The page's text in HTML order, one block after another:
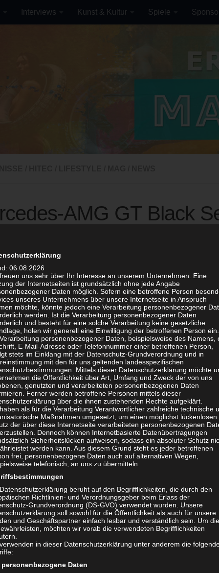
Interviews Kunst & Kultur Spiele
AMG GT Black
AMG GT Black Series von John Heer gehört zu
Sportwagen, über die das SPONTAN Magazin
so besonders macht erfahrt Ihr im Bericht.
AMG & Sportwagenfans.
06.08.2026
uns sehr über Ihr Interesse an unserem Unternehmen. Eine
der Internetseiten ist grundsätzlich ohne jede Angabe
Daten möglich. Sofern eine betroffene Person
unseres Unternehmens über unsere Internetseite in Anspruch
möchte, könnte jedoch eine Verarbeitung personenbezogener
werden. Ist die Verarbeitung personenbezogener Daten
und besteht für eine solche Verarbeitung keine gesetzliche
holen wir generell eine Einwilligung der betroffenen Person ein.
personenbezogener Daten, beispielsweise des Namens,
E-Mail-Adresse oder Telefonnummer einer betroffenen Person,
stets im Einklang mit der Datenschutz-Grundverordnung und in
mit den für uns geltenden landesspezifischen
Mittels dieser Datenschutzerklärung möchte
die Öffentlichkeit über Art, Umfang und Zweck der von uns
genutzten und verarbeiteten personenbezogenen Daten
Ferner werden betroffene Personen mittels dieser
über die ihnen zustehenden Rechte aufgeklärt.
als für die Verarbeitung Verantwortlicher zahlreiche technische
Maßnahmen umgesetzt, um einen möglichst lückenlosen
der über diese Internetseite verarbeiteten personenbezogenen
Dennoch können Internetbasierte Datenübertragungen
Sicherheitslücken aufweisen, sodass ein absoluter Schutz
werden kann. Aus diesem Grund steht es jeder betroffenen
frei, personenbezogene Daten auch auf alternativen Wegen,
telefonisch, an uns zu übermitteln.
beruht auf den Begrifflichkeiten, die durch den
Richtlinien- und Verordnungsgeber beim Erlass der
Grundverordnung (DS-GVO) verwendet wurden. Unsere
soll sowohl für die Öffentlichkeit als auch für unsere
und Geschäftspartner einfach lesbar und verständlich sein. Um
möchten wir vorab die verwendeten Begrifflichkeiten
in dieser Datenschutzerklärung unter anderem die
Daten